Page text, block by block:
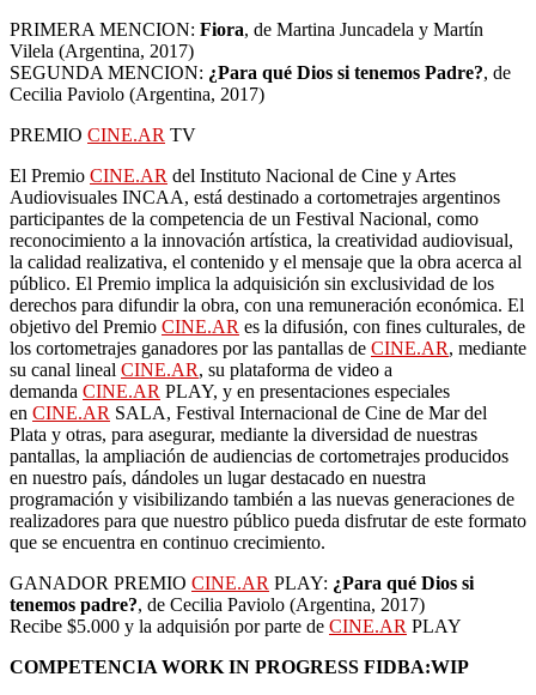
PRIMERA MENCION: Fiora, de Martina Juncadela y Martín
Vilela (Argentina, 2017)
SEGUNDA MENCION: ¿Para qué Dios si tenemos Padre?, de
Cecilia Paviolo (Argentina, 2017)
PREMIO CINE.AR TV
El Premio CINE.AR del Instituto Nacional de Cine y Artes
Audiovisuales INCAA, está destinado a cortometrajes argentinos
participantes de la competencia de un Festival Nacional, como
reconocimiento a la innovación artística, la creatividad audiovisual,
la calidad realizativa, el contenido y el mensaje que la obra acerca al
público. El Premio implica la adquisición sin exclusividad de los
derechos para difundir la obra, con una remuneración económica. El
objetivo del Premio CINE.AR es la difusión, con fines culturales, de
los cortometrajes ganadores por las pantallas de CINE.AR, mediante
su canal lineal CINE.AR, su plataforma de video a
demanda CINE.AR PLAY, y en presentaciones especiales
en CINE.AR SALA, Festival Internacional de Cine de Mar del
Plata y otras, para asegurar, mediante la diversidad de nuestras
pantallas, la ampliación de audiencias de cortometrajes producidos
en nuestro país, dándoles un lugar destacado en nuestra
programación y visibilizando también a las nuevas generaciones de
realizadores para que nuestro público pueda disfrutar de este formato
que se encuentra en continuo crecimiento.
GANADOR PREMIO CINE.AR PLAY: ¿Para qué Dios si
tenemos padre?, de Cecilia Paviolo (Argentina, 2017)
Recibe $5.000 y la adquisión por parte de CINE.AR PLAY
COMPETENCIA WORK IN PROGRESS FIDBA:WIP